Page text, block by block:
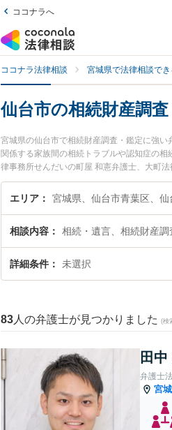
ココナラへ
ココナラ法律相談 宮城県で法律相談で
仙台市の相続財産調
宮城県の仙台市で相続財産調査・鑑定に強
関係する家族間の相続トラブルや認知症の
律事務所せんだいの町屋 和憲弁護士、大町
続財産調査・鑑定のトラブルを今すぐに弁
定を法律相談できる仙台市内の弁護士に相
エリア 宮城県、仙台市青葉区、
相談内容 相続・遺言、相続財産調
詳細条件 未選択
83 人の弁護士が見つかりました (検
田
弁護士
宮